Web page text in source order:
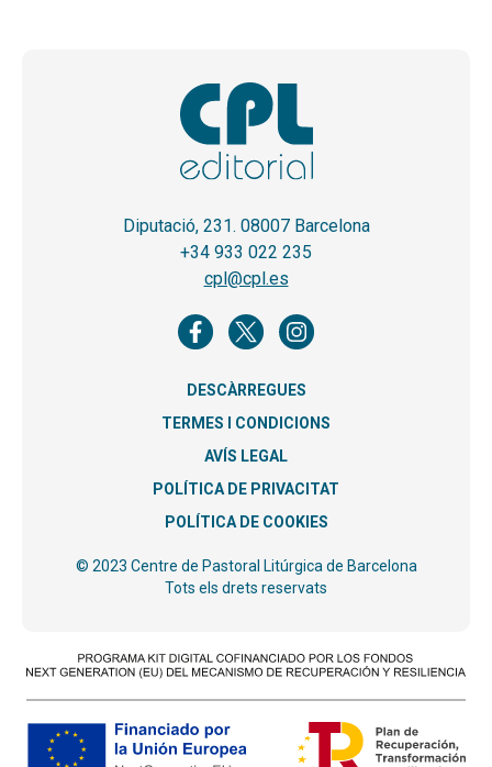
Diputació, 231. 08007 Barcelona
+34 933 022 235
cpl@cpl.es
DESCÀRREGUES
TERMES I CONDICIONS
AVÍS LEGAL
POLÍTICA DE PRIVACITAT
POLÍTICA DE COOKIES
© 2023 Centre de Pastoral Litúrgica de Barcelona
Tots els drets reservats